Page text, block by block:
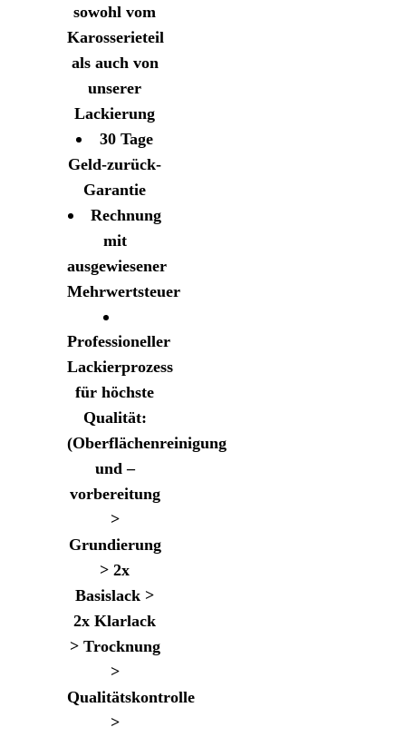
sowohl vom
Karosserieteil
als auch von
unserer
Lackierung
30 Tage
Geld-zurück-
Garantie
Rechnung
mit
ausgewiesener
Mehrwertsteuer
Professioneller
Lackierprozess
für höchste
Qualität:
(Oberflächenreinigung
und –
vorbereitung
>
Grundierung
> 2x
Basislack >
2x Klarlack
> Trocknung
>
Qualitätskontrolle
>